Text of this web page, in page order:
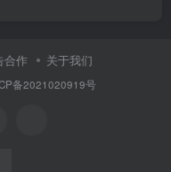
合作 关于我们
备2021020919号